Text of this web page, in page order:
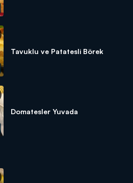
Tavuklu ve Patatesli Börek
Domatesler Yuvada